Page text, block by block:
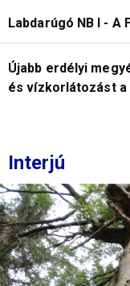
Labdarúgó NB I -
Újabb erdélyi
és vízkorlátozást
Interjú